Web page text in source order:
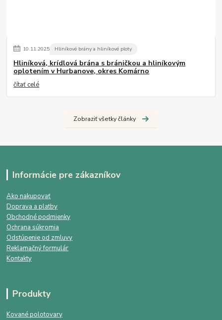
10.11.2025 Hliníkové brány a hliníkové ploty
Hliníková, krídlová brána s bráničkou a hliníkovým
oplotením v Hurbanove, okres Komárno
čítať celé
Zobraziť všetky články
Informácie pre zákazníkov
Ako nakupovať
Doprava a platby
Obchodné podmienky
Ochrana súkromia
Odstúpenie od zmluvy
Reklamačný formulár
Kontakty
Produkty
Kované polotovary